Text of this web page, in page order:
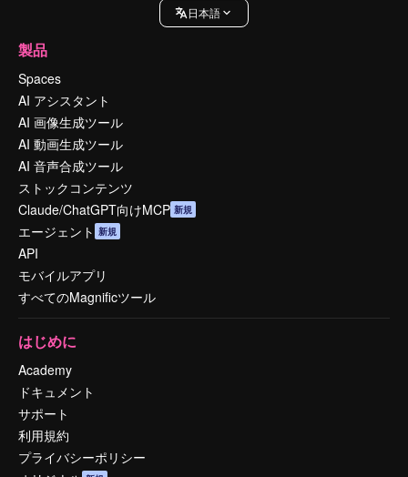
日本語
製品
Spaces
AI アシスタント
AI 画像生成ツール
AI 動画生成ツール
AI 音声合成ツール
ストックコンテンツ
Claude/ChatGPT向けMCP 新規
エージェント 新規
API
モバイルアプリ
すべてのMagnificツール
はじめに
Academy
ドキュメント
サポート
利用規約
プライバシーポリシー